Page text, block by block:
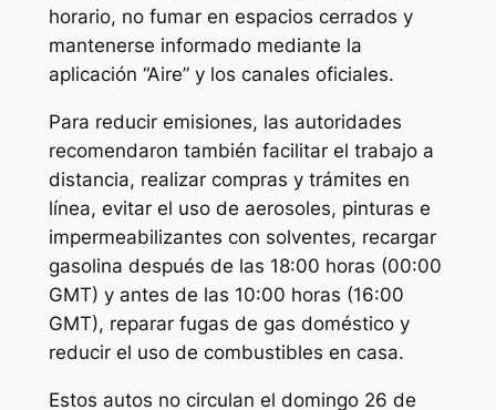
horario, no fumar en espacios cerrados y
mantenerse informado mediante la
aplicación “Aire” y los canales oficiales.
Para reducir emisiones, las autoridades
recomendaron también facilitar el trabajo a
distancia, realizar compras y trámites en
línea, evitar el uso de aerosoles, pinturas e
impermeabilizantes con solventes, recargar
gasolina después de las 18:00 horas (00:00
GMT) y antes de las 10:00 horas (16:00
GMT), reparar fugas de gas doméstico y
reducir el uso de combustibles en casa.
Estos autos no circulan el domingo 26 de